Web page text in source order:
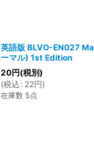
英語版 BLVO-EN027
ーマル) 1st Edition
20円(税別)
(税込 : 22円)
在庫数 5点